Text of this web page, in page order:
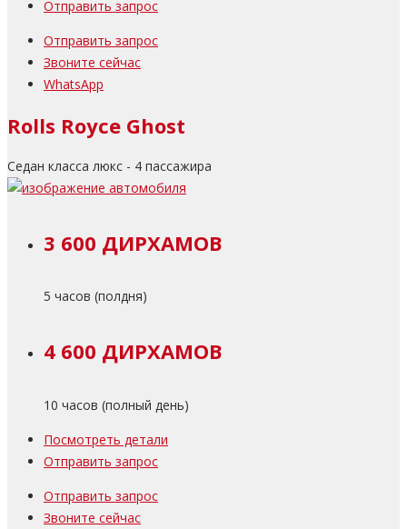
Отправить запрос
Отправить запрос
Звоните сейчас
WhatsApp
Rolls Royce Ghost
Седан класса люкс - 4 пассажира
3 600 ДИРХАМОВ
5 часов (полдня)
4 600 ДИРХАМОВ
10 часов (полный день)
Посмотреть детали
Отправить запрос
Отправить запрос
Звоните сейчас